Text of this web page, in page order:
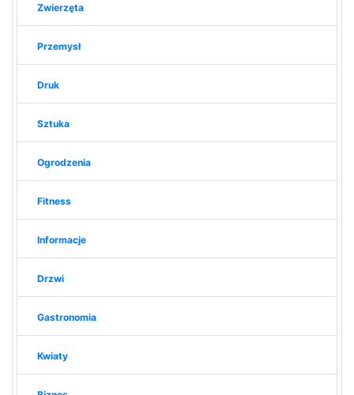
Zwierzęta
Przemysł
Druk
Sztuka
Ogrodzenia
Fitness
Informacje
Drzwi
Gastronomia
Kwiaty